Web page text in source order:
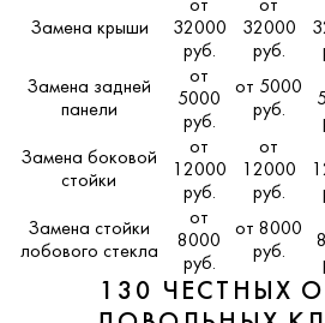
Замена крыши
от
32000
руб.
от
32000
руб.
Замена задней
панели
от
5000
руб.
от 5000
руб.
Замена боковой
стойки
от
12000
руб.
от
12000
руб.
Замена стойки
лобового стекла
от
8000
руб.
от 8000
руб.
130 ЧЕСТНЫХ